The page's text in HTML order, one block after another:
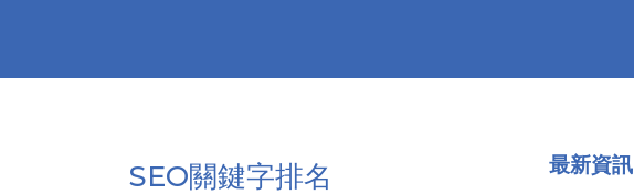
SEO關鍵字排名 最新資訊